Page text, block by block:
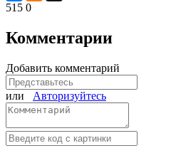
515 0
Комментарии
Добавить комментарий
или Авторизуйтесь